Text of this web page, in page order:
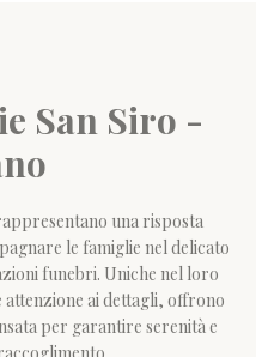
San Siro -
una risposta
le famiglie nel delicato
funebri. Uniche nel loro
ai dettagli, offrono
per garantire serenità e